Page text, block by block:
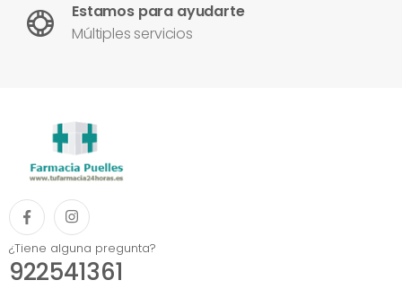
Estamos para ayudarte
Múltiples servicios
¿Tiene alguna pregunta?
922541361